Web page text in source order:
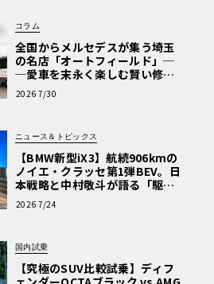
コラム
全国からメルセデスが集う埼玉
の名店「オートフィールド」─
─愛車を末永く楽しむ賢い修理
術と、プロがフックス製オイル
を選ぶ理由〈PR〉
2026 7/30
ニュース＆トピックス
【BMW新型iX3】航続906kmの
ノイエ・クラッセ第1弾BEV。日
本戦略と中村敬斗が語る「駆け
ぬける歓び」
2026 7/24
国内試乗
【究極のSUV比較試乗】ディフ